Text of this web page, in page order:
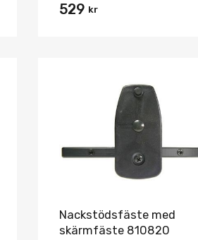
529 kr
Nackstödsfäste med
skärmfäste 810820